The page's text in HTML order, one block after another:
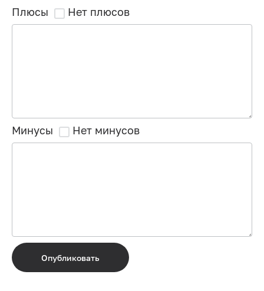
Плюсы Нет плюсов
Минусы Нет минусов
Опубликовать